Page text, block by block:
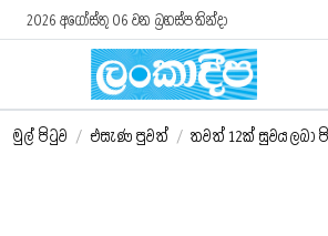
2026 අගෝස්තු 06 වන බ්‍රහස්පතින්දා
මුල් පිටුව / එසැණ පුවත් / තවත් 12ක් සුවය ලබා